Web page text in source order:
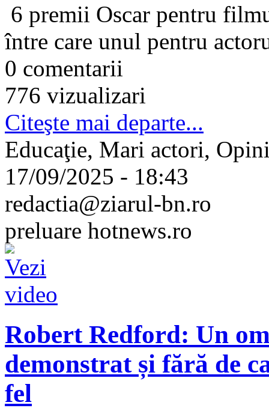
6 premii Oscar pentru
între care unul pentru
0 comentarii
776 vizualizari
Citeşte mai departe...
Educaţie, Mari actori,
17/09/2025 - 18:43
redactia@ziarul-bn.ro
preluare hotnews.ro
Robert Redford: Un
demonstrat și fără de
fel